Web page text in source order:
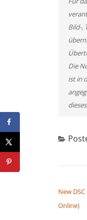
Bild-,
Die
ist in
New
Online)